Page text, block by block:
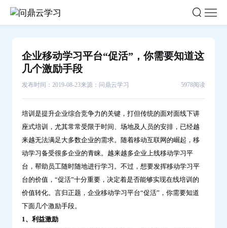
台“促
活”，
企业移动学习平台“促活”，你需要知道这
几个激励手段
发布时间：2019-08-23来源：问鼎云学习 5978阅读
培训是提升企业综合竞争力的关键，打但传统的面对面线下讲
座式培训，尤其常常受限于时间、场地及人员的安排，已经越
来越无法满足大多数企业的需求。随着移动互联网的崛起，移
动学习备受很多企业的青睐。越来越多企业上线移动学习平
台，帮助员工随时随地进行学习。不过，想要发挥移动学习平
台的价值，“促活”十分重要，决定着是否能够实现在线培训的
价值转化。言归正题，企业移动学习平台“促活”，你需要知道
下面几个激励手段。
1、利益激励